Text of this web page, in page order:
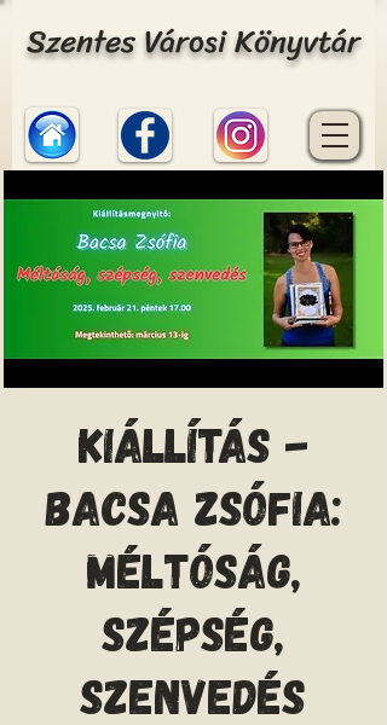
Szentes Városi Könyvtár
Kiállítás -
BACSA ZSÓFIA:
Méltóság,
szépség,
szenvedés